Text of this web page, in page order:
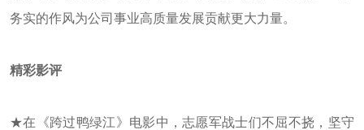
务实的作风为公司事业高质量发展贡献更大力量。
精彩影评
★在《跨过鸭绿江》电影中，志愿军战士们不屈不挠，坚守